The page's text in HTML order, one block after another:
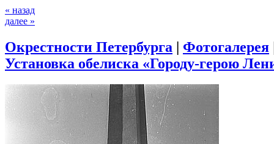
« назад
далее »
Окрестности Петербурга | Фотогалерея
Установка обелиска «Городу-герою